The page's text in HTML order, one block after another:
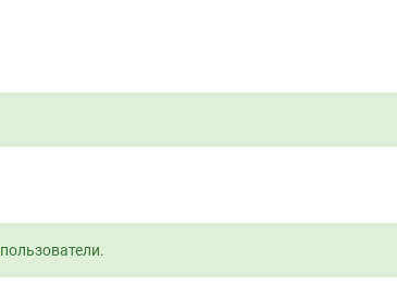
пользователи.